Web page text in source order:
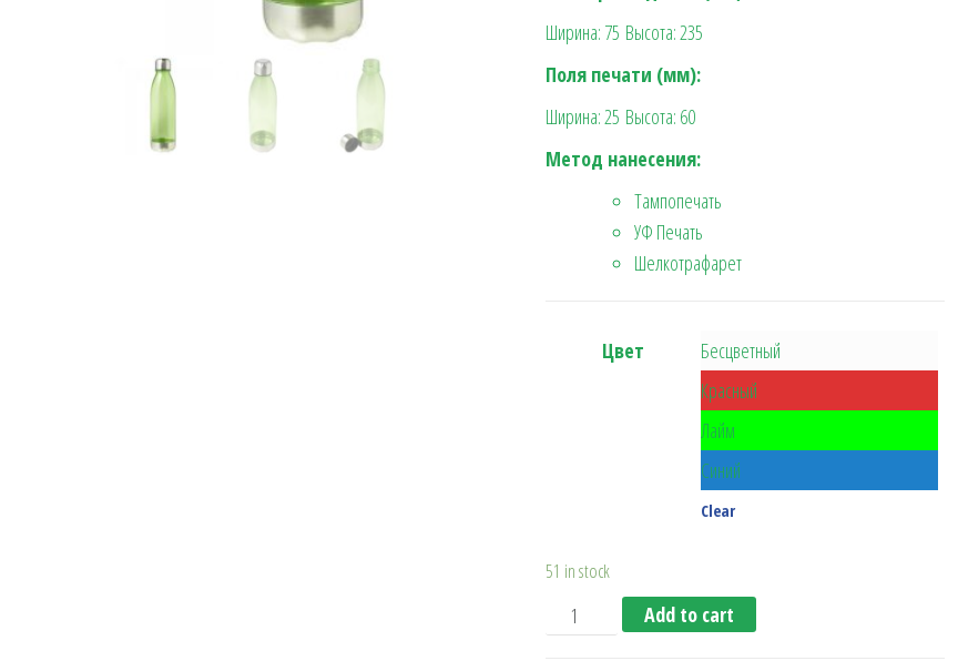
Ширина: 75 Высота: 235
Поля печати (мм):
Ширина: 25 Высота: 60
Метод нанесения:
Тампопечать
УФ Печать
Шелкотрафарет
Цвет
Бесцветный
Красный
Лайм
Синий
Clear
51 in stock
Бутылочка для воды School quantity
Add to cart